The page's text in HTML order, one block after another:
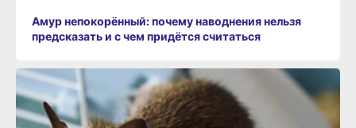
Амур непокорённый: почему наводнения нельзя
предсказать и с чем придётся считаться